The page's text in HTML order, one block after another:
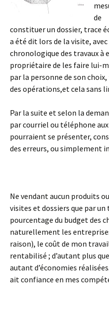
de
constituer un dossier, trace
a été dit lors de la visite,
chronologique des travaux à
propriétaire de les faire lui-
par la personne de son
des opérations,et cela sans
Par la suite et selon la
par courriel ou téléphone
pourraient se présenter,
des erreurs, ou simplement
Ne vendant aucun produits
visites et dossiers que par
pourcentage du budget des
naturellement les
raison), le coût de mon
rentabilisé ; d’autant plus
autant d’économies
ait confiance en mes